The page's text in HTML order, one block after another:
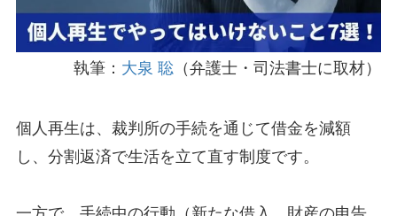
執筆： 大泉 聡 （弁護士・司法書士に取材）
個人再生は、裁判所の手続を通じて借金を減額
し、分割返済で生活を立て直す制度です。